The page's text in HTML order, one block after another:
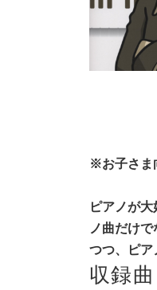
※お子さま
ピアノが
ノ曲だけ
つつ、ピア
収録曲